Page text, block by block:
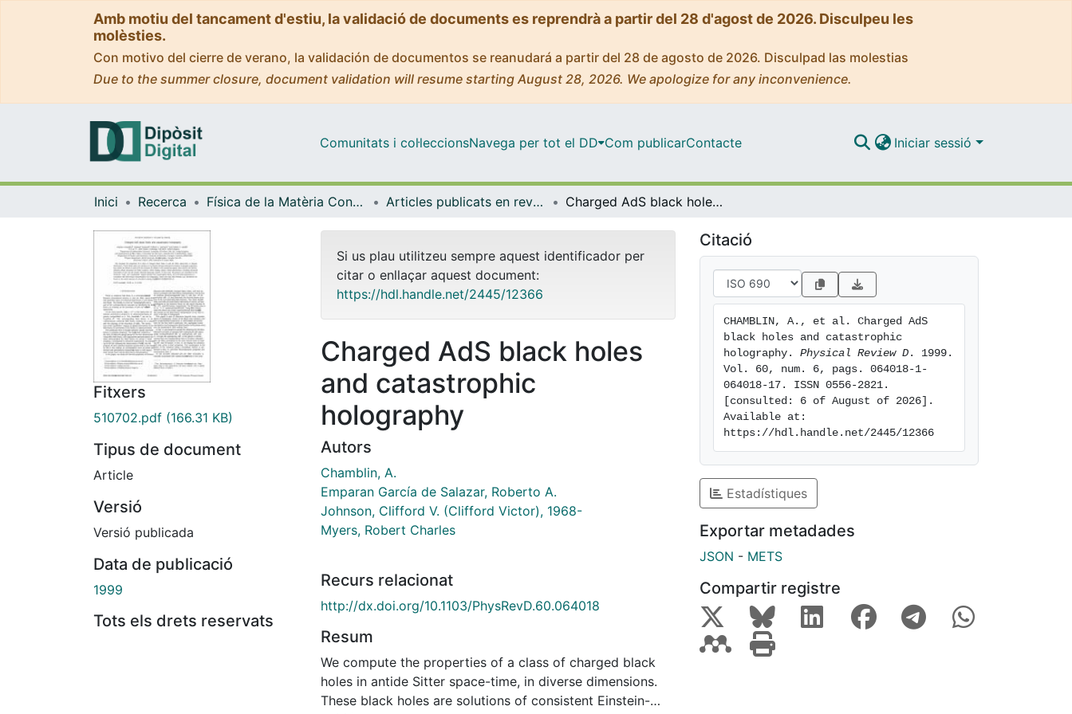
Amb motiu del tancament d'estiu, la validació de documents es reprendrà a partir del 28 d'agost de 2026. Disculpeu les
molèsties.
Con motivo del cierre de verano, la validación de documentos se reanudará a partir del 28 de agosto de 2026. Disculpad las molestias
Due to the summer closure, document validation will resume starting August 28, 2026. We apologize for any inconvenience.
Comunitats i col·leccionsNavega per tot el DD Com publicarContacte Iniciar sessió
Inici Recerca Física de la Matèria Condensada Articles publicats en revistes (Física de la Matèria Condensada) Charged AdS black holes and catastrophic holography
Fitxers
510702.pdf (166.31 KB)
Tipus de document
Article
Versió
Versió publicada
Data de publicació
1999
Tots els drets reservats
Si us plau utilitzeu sempre aquest identificador per
citar o enllaçar aquest document:
https://hdl.handle.net/2445/12366
Charged AdS black holes
and catastrophic
holography
Autors
Chamblin, A.
Emparan García de Salazar, Roberto A.
Johnson, Clifford V. (Clifford Victor), 1968-
Myers, Robert Charles
Recurs relacionat
http://dx.doi.org/10.1103/PhysRevD.60.064018
Resum
We compute the properties of a class of charged black
holes in antide Sitter space-time, in diverse dimensions.
These black holes are solutions of consistent Einstein-
Citació
CHAMBLIN, A., et al. Charged AdS
black holes and catastrophic
holography. Physical Review D . 1999.
Vol. 60, num. 6, pags. 064018-1-
064018-17. ISSN 0556-2821.
[consulted: 6 of August of 2026].
Available at:
https://hdl.handle.net/2445/12366
Estadístiques
Exportar metadades
JSON - METS
Compartir registre